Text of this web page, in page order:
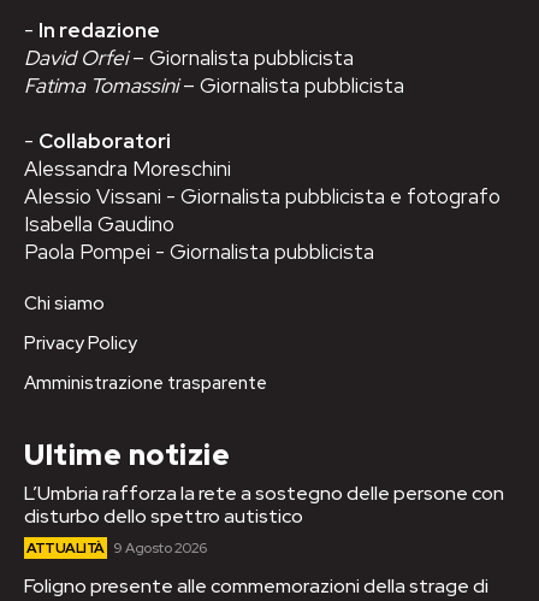
- In redazione
David Orfei– Giornalista pubblicista
Fatima Tomassini– Giornalista pubblicista
- Collaboratori
Alessandra Moreschini
Alessio Vissani - Giornalista pubblicista e fotografo
Isabella Gaudino
Paola Pompei - Giornalista pubblicista
Chi siamo
Privacy Policy
Amministrazione trasparente
Ultime notizie
L’Umbria rafforza la rete a sostegno delle persone con
disturbo dello spettro autistico
ATTUALITÀ 9 Agosto 2026
Foligno presente alle commemorazioni della strage di